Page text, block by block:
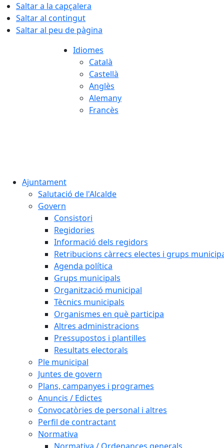
Saltar a la capçalera
Saltar al contingut
Saltar al peu de pàgina
Idiomes
Català
Castellà
Anglès
Alemany
Francès
Ajuntament
Salutació de l'Alcalde
Govern
Consistori
Regidories
Informació dels regidors
Retribucions càrrecs electes i grups
Agenda política
Grups municipals
Organització municipal
Tècnics municipals
Organismes en què participa
Altres administracions
Pressupostos i plantilles
Resultats electorals
Ple municipal
Juntes de govern
Plans, campanyes i programes
Anuncis / Edictes
Convocatòries de personal i altres
Perfil de contractant
Normativa